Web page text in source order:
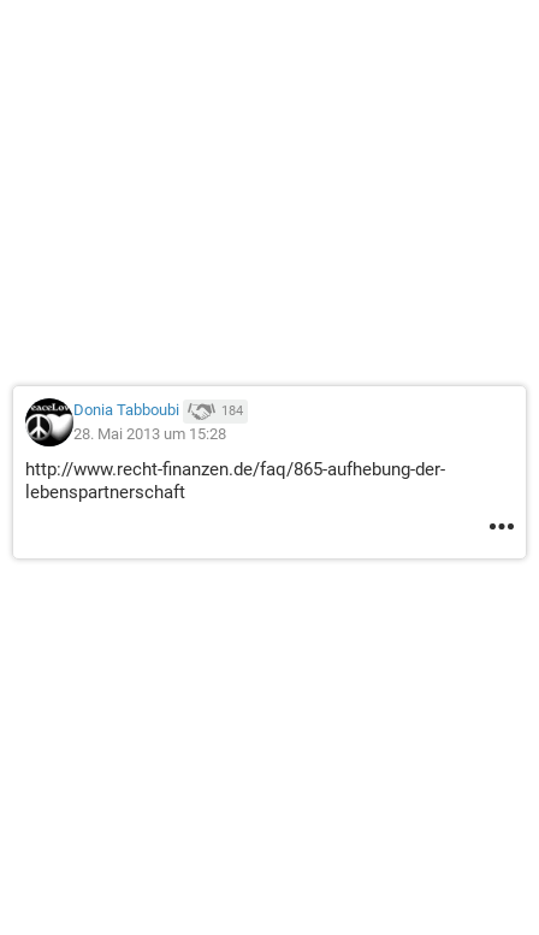
Donia Tabboubi 184
28. Mai 2013 um 15:28
http://www.recht-finanzen.de/faq/865-aufhebung-der-
lebenspartnerschaft